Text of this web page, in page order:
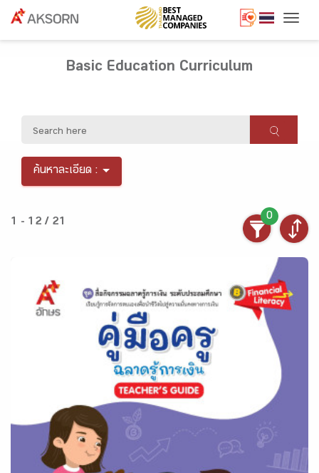
Basic Education Curriculum
ค้นหาละเอียด :
1 - 12 / 21
0